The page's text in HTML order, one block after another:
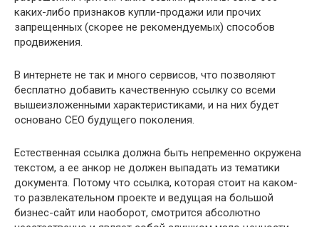
каких-либо признаков купли-продажи или прочих
запрещенных (скорее не рекомендуемых) способов
продвижения.
В интернете не так и много сервисов, что позволяют
бесплатно добавить качественную ссылку со всеми
вышеизложенными характеристиками, и на них будет
основано СЕО будущего поколения.
Естественная ссылка должна быть непременно окружена
текстом, а ее анкор не должен выпадать из тематики
документа. Потому что ссылка, которая стоит на каком-
то развлекательном проекте и ведущая на большой
бизнес-сайт или наоборот, смотрится абсолютно